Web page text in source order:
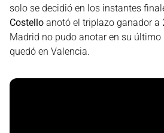
solo se decidió en los instantes
Costello anotó el triplazo ganador a
Madrid no pudo anotar en su
quedó en Valencia.